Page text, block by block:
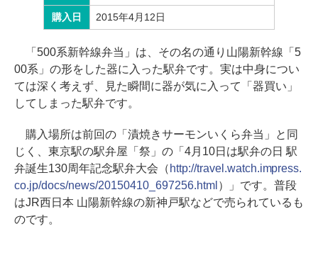
購入日 2015年4月12日
「500系新幹線弁当」は、その名の通り山陽新幹線「5
00系」の形をした器に入った駅弁です。実は中身につい
ては深く考えず、見た瞬間に器が気に入って「器買い」
してしまった駅弁です。
購入場所は前回の「漬焼きサーモンいくら弁当」と同
じく、東京駅の駅弁屋「祭」の「4月10日は駅弁の日 駅
弁誕生130周年記念駅弁大会（ http://travel.watch.impress.
co.jp/docs/news/20150410_697256.html ）」です。普段
はJR西日本 山陽新幹線の新神戸駅などで売られているも
のです。